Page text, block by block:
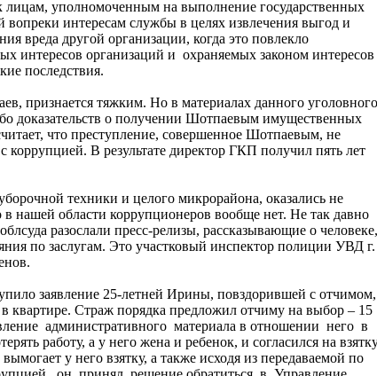
уполномоченным на выполнение государственных
интересам службы в целях извлечения выгод и
вреда другой организации, когда это повлекло
интересов организаций и охраняемых законом интересов
последствия.
признается тяжким. Но в материалах данного уголовного
доказательств о получении Шотпаевым имущественных
что преступление, совершенное Шотпаевым, не
коррупцией. В результате директор ГКП получил пять лет
техники и целого микрорайона, оказались не
нашей области коррупционеров вообще нет. Не так давно
разослали пресс-релизы, рассказывающие о человеке,
по заслугам. Это участковый инспектор полиции УВД г.
заявление 25-летней Ирины, повздорившей с отчимом,
квартире. Страж порядка предложил отчиму на выбор – 15
административного материала в отношении него в
работу, а у него жена и ребенок, и согласился на
у него взятку, а также исходя из передаваемой по